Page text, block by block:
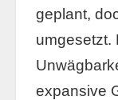
geplant,
umgesetzt.
expansive